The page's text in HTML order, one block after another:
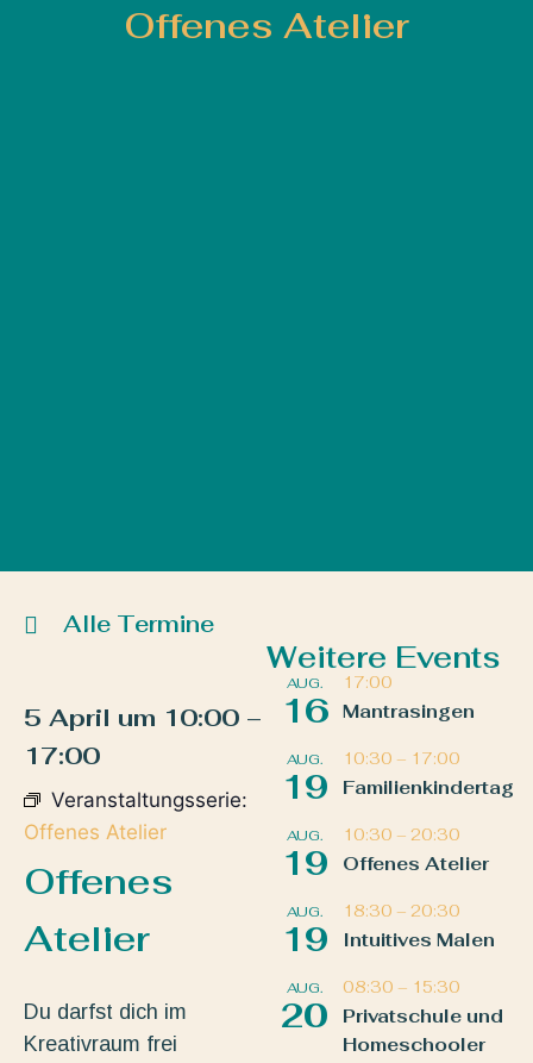
Offenes Atelier
Alle Termine
5 April um 10:00 –
17:00
Veranstaltungsserie:
Offenes Atelier
Offenes
Atelier
Du darfst dich im
Kreativraum frei
Weitere Events
AUG.
16
17:00
Mantrasingen
AUG.
19
10:30 – 17:00
Familienkindertag
AUG.
19
10:30 – 20:30
Offenes Atelier
AUG.
19
18:30 – 20:30
Intuitives Malen
AUG.
20
08:30 – 15:30
Privatschule und
Homeschooler